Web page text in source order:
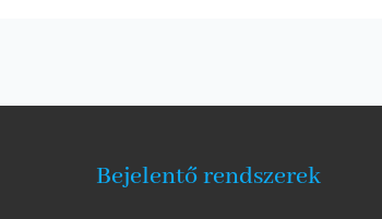
Bejelentő rendszerek